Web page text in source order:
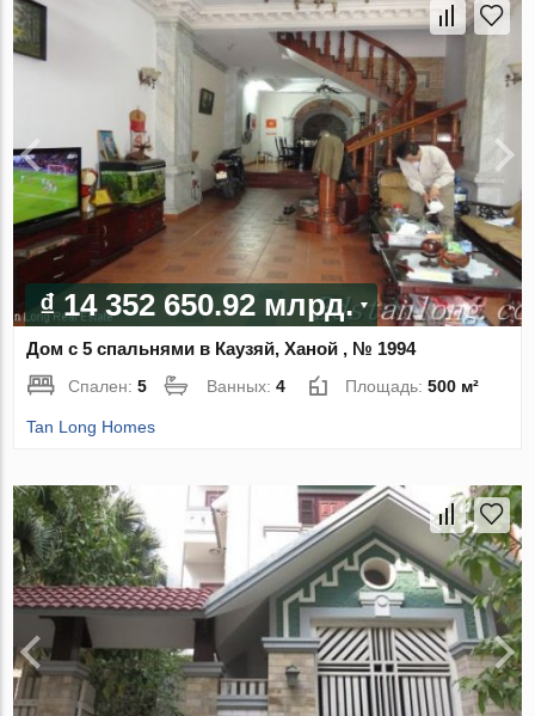
₫ 14 352 650.92 млрд.
Дом с 5 спальнями в Каузяй, Ханой , № 1994
Спален:5 Ванных:4 Площадь:500 м²
Tan Long Homes